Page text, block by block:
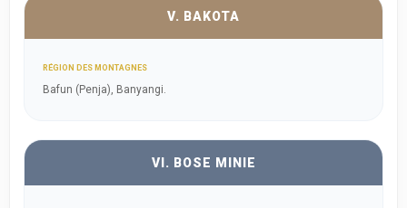
V. BAKOTA
RÉGION DES MONTAGNES
Bafun (Penja), Banyangi.
VI. BOSE MINIE